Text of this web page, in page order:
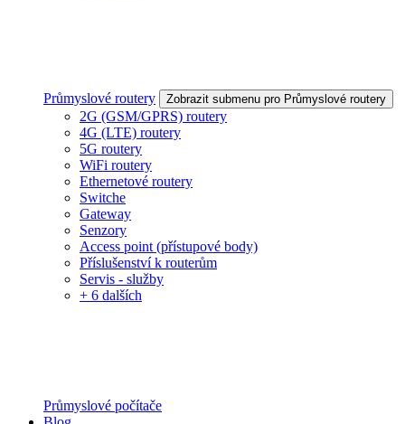
Průmyslové routery Zobrazit submenu pro Průmyslové routery
2G (GSM/GPRS) routery
4G (LTE) routery
5G routery
WiFi routery
Ethernetové routery
Switche
Gateway
Senzory
Access point (přístupové body)
Příslušenství k routerům
Servis - služby
+ 6 dalších
Průmyslové počítače